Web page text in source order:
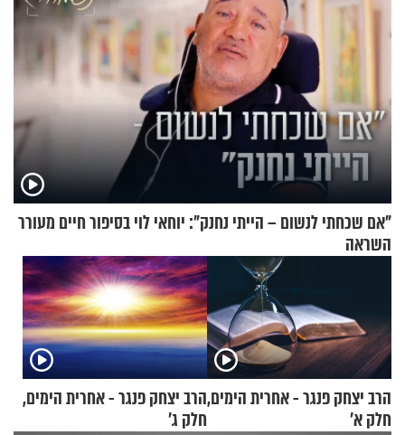
"אם שכחתי לנשום – הייתי נחנק": יוחאי לוי בסיפור חיים מעורר
השראה
הרב יצחק פנגר - אחרית הימים,
חלק א’
הרב יצחק פנגר - אחרית הימים,
חלק ג’